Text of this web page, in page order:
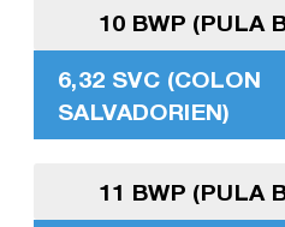
10 BWP (PULA
6,32 SVC (COLON
SALVADORIEN)
11 BWP (PULA